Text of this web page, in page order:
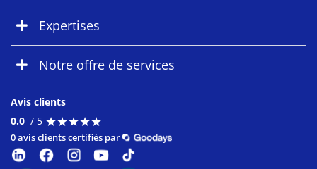
Expertises
Notre offre de services
Avis clients
0.0 / 5 ★★★★★
★★★★★
0 avis clients certifiés par